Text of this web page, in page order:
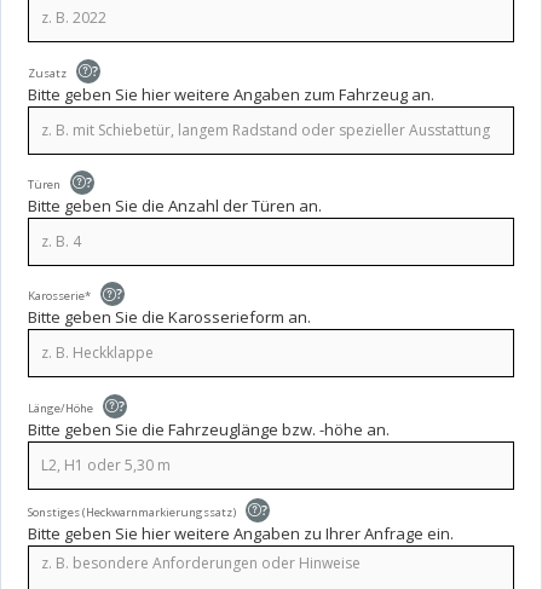
Zusatz ?
Bitte geben Sie hier weitere Angaben zum Fahrzeug an.
Türen ?
Bitte geben Sie die Anzahl der Türen an.
Karosserie* ?
Bitte geben Sie die Karosserieform an.
Länge/Höhe ?
Bitte geben Sie die Fahrzeuglänge bzw. -höhe an.
Sonstiges (Heckwarnmarkierungssatz) ?
Bitte geben Sie hier weitere Angaben zu Ihrer Anfrage ein.